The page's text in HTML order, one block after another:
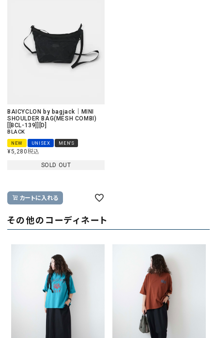
BAICYCLON by bagjack｜MINI
SHOULDER BAG(MESH COMBI)
[[BCL-139]][D]
BLACK
NEW UNISEX MEN'S
¥5,280税込
SOLD OUT
カートに入れる
その他のコーディネート